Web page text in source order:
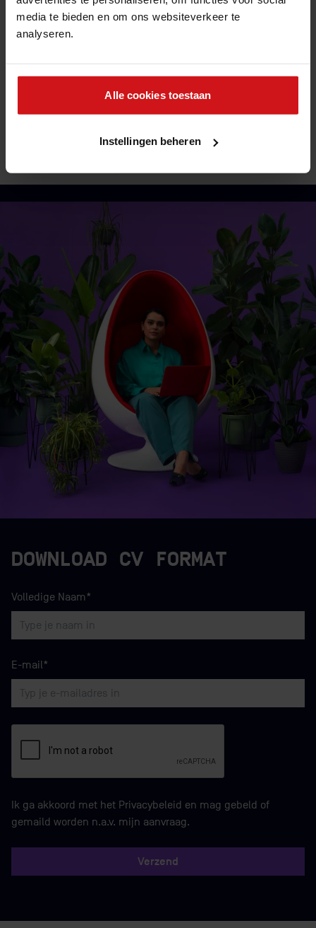
media te bieden en om ons websiteverkeer te
analyseren.
Alle cookies toestaan
Instellingen beheren
Ondernemerschap, Groei-mindset, Verbinding en Fun!
Neem voor vragen vrijblijvend contact op met Danielle Swets
DOWNLOAD CV FORMAT
Volledige Naam*
E-mail*
Ik ga akkoord met het Privacybeleid en mag gebeld of
gemaild worden n.a.v. mijn aanvraag.
Verzend